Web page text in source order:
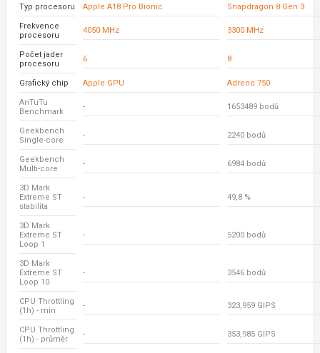
Typ procesoru
Apple A18 Pro Bionic Snapdragon 8 Gen 3
Frekvence
procesoru
4050 MHz 3300 MHz
Počet jader
procesoru
6 8
Grafický chip Apple GPU Adreno 750
AnTuTu
Benchmark
- 1653489 bodů
Geekbench
Single-core
- 2240 bodů
Geekbench
Multi-core
- 6984 bodů
3D Mark
Extreme ST
stabilita
- 49,8 %
3D Mark
Extreme ST
Loop 1
- 5200 bodů
3D Mark
Extreme ST
Loop 10
- 3546 bodů
CPU Throttling
(1h) - min
- 323,959 GIPS
CPU Throttling
(1h) - průměr
- 353,985 GIPS